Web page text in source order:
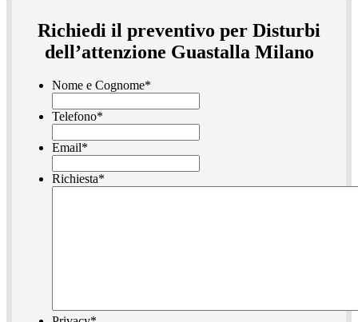
Richiedi il preventivo per Disturbi
dell’attenzione Guastalla Milano
Nome e Cognome*
Telefono*
Email*
Richiesta*